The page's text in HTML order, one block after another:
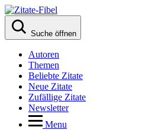
Suche öffnen
Autoren
Themen
Beliebte Zitate
Neue Zitate
Zufällige Zitate
Newsletter
Menu